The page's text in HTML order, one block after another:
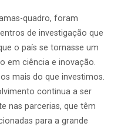
quadro, foram
de investigação que
o país se tornasse um
em ciência e inovação.
mais do que investimos.
continua a ser
nas parcerias, que têm
para a grande